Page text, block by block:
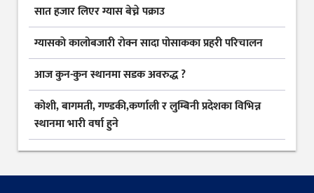
सात हजार लिएर ग्यास बेच्ने पक्राउ
ग्यासकाे कालोबजारी राेक्न सादा पोसाकका प्रहरी परिचालन
आज कुन-कुन स्थानमा सडक अवरुद्ध ?
कोशी, बागमती, गण्डकी,कर्णाली र लुम्बिनी प्रदेशका विभिन्न
स्थानमा भारी वर्षा हुने